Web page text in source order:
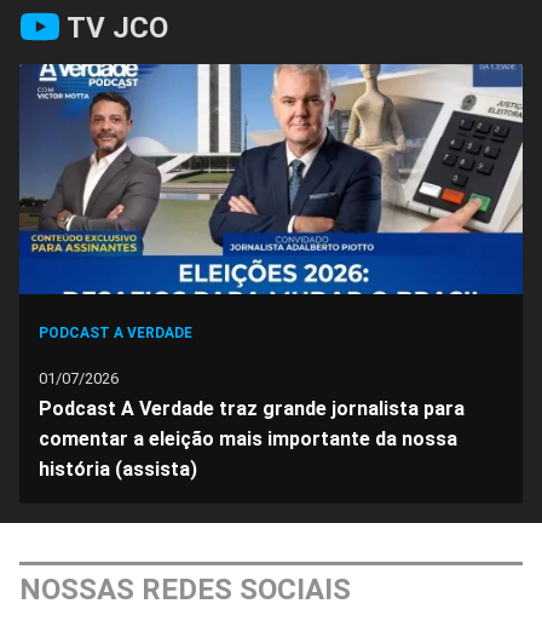
TV JCO
PODCAST A VERDADE
01/07/2026
Podcast A Verdade traz grande jornalista para
comentar a eleição mais importante da nossa
história (assista)
NOSSAS REDES SOCIAIS